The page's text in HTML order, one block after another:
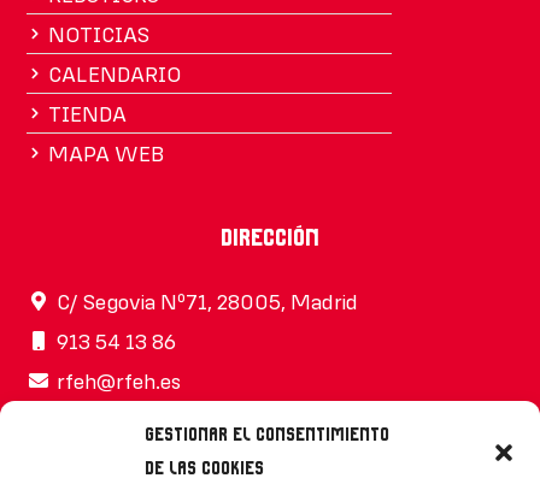
Gestionar el consentimiento
de las cookies
NOTICIAS
CALENDARIO
TIENDA
MAPA WEB
Dirección
C/ Segovia Nº71, 28005, Madrid
913 54 13 86
rfeh@rfeh.es